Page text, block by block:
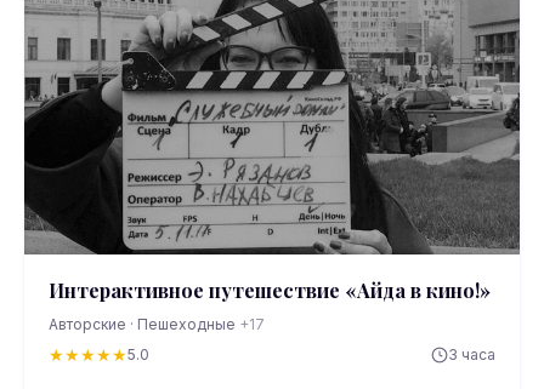
Интерактивное путешествие «Айда в кино!»
Авторские · Пешеходные +17
★★★★★5.0 3 часа